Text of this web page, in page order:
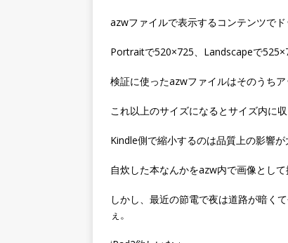
azwファイルで表示するコンテンツで
Portraitで520×725、Landscapeで
検証に使ったazwファイルはそのうちア
これ以上のサイズになるとサイズ内に
Kindle側で縮小するのは品質上の影響が
自炊した本なんかをazw内で画像とし
しかし、最近の節電で夜は道路が暗く
ぇ。